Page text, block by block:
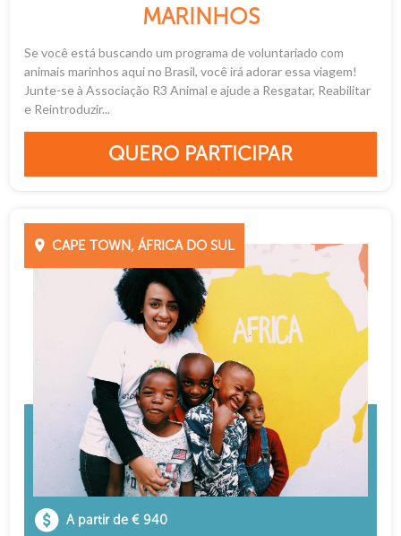
MARINHOS
Se você está buscando um programa de voluntariado com
animais marinhos aqui no Brasil, você irá adorar essa viagem!
Junte-se à Associação R3 Animal e ajude a Resgatar, Reabilitar
e Reintroduzir...
QUERO PARTICIPAR
CAPE TOWN, ÁFRICA DO SUL
A partir de € 940